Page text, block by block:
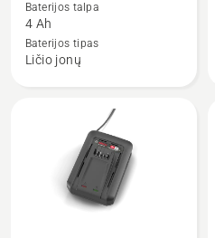
apie
„Aspire™
P4A
Baterijos talpa
4 Ah
Baterijos tipas
Ličio jonų